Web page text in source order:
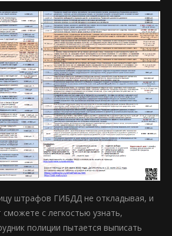
штрафов ГИБДД не откладывая, и
с легкостью узнать,
полиции пытается выписать